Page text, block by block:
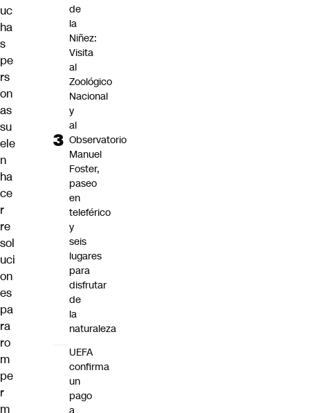
uc
ha
s
pe
rs
on
as
su
ele
n
ha
ce
r
re
sol
uci
on
es
pa
ra
ro
m
pe
r
m
de
la
Niñez:
Visita
al
Zoológico
Nacional
y
al
Observatorio
Manuel
Foster,
paseo
en
teleférico
y
seis
lugares
para
disfrutar
de
la
naturaleza
UEFA
confirma
un
pago
a